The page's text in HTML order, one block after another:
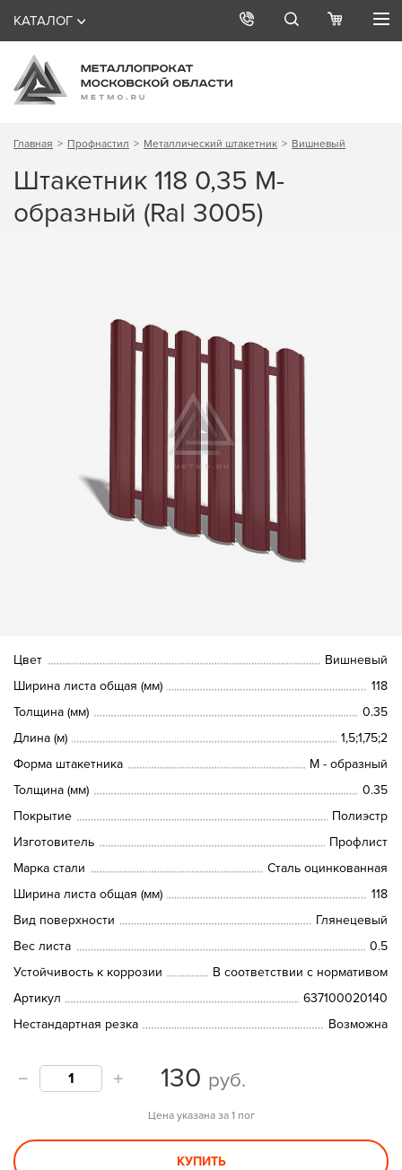
КАТАЛОГ
Главная Профнастил Металлический штакетник Вишневый
Штакетник 118 0,35 М-
образный (Ral 3005)
Цвет
Вишневый
Ширина листа общая (мм)
118
Толщина (мм)
0.35
Длина (м)
1,5;1,75;2
Форма штакетника
М - образный
Толщина (мм)
0.35
Покрытие
Полиэстр
Изготовитель
Профлист
Марка стали
Сталь оцинкованная
Ширина листа общая (мм)
118
Вид поверхности
Глянецевый
Вес листа
0.5
Устойчивость к коррозии
В соответствии с нормативом
Артикул
637100020140
Нестандартная резка
Возможна
130 руб.
Цена указана за 1 пог
КУПИТЬ